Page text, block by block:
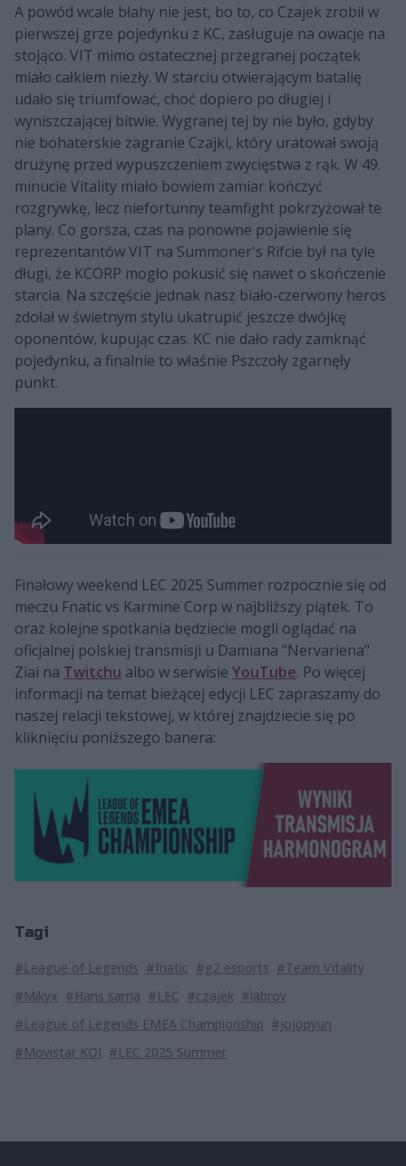
A powód wcale błahy nie jest, bo to, co Czajek zrobił w
pierwszej grze pojedynku z KC, zasługuje na owacje na
stojąco. VIT mimo ostatecznej przegranej początek
miało całkiem niezły. W starciu otwierającym batalię
udało się triumfować, choć dopiero po długiej i
wyniszczającej bitwie. Wygranej tej by nie było, gdyby
nie bohaterskie zagranie Czajki, który uratował swoją
drużynę przed wypuszczeniem zwycięstwa z rąk. W 49.
minucie Vitality miało bowiem zamiar kończyć
rozgrywkę, lecz niefortunny teamfight pokrzyżował te
plany. Co gorsza, czas na ponowne pojawienie się
reprezentantów VIT na Summoner's Rifcie był na tyle
długi, że KCORP mogło pokusić się nawet o skończenie
starcia. Na szczęście jednak nasz biało-czerwony heros
zdołał w świetnym stylu ukatrupić jeszcze dwójkę
oponentów, kupując czas. KC nie dało rady zamknąć
pojedynku, a finalnie to właśnie Pszczoły zgarnęły
punkt.
Finałowy weekend LEC 2025 Summer rozpocznie się od
meczu Fnatic vs Karmine Corp w najbliższy piątek. To
oraz kolejne spotkania będziecie mogli oglądać na
oficjalnej polskiej transmisji u Damiana "Nervariena"
Ziai na Twitchu albo w serwisie YouTube. Po więcej
informacji na temat bieżącej edycji LEC zapraszamy do
naszej relacji tekstowej, w której znajdziecie się po
kliknięciu poniższego banera:
Tagi
#League of Legends #fnatic #g2 esports #Team Vitality
#Mikyx #Hans sama #LEC #czajek #labrov
#League of Legends EMEA Championship #jojopyun
#Movistar KOI #LEC 2025 Summer